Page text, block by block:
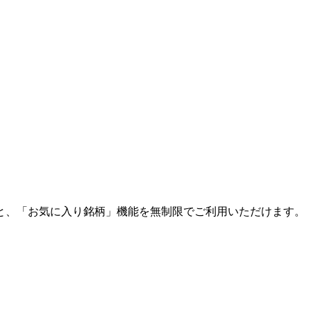
「お気に入り銘柄」機能を無制限でご利用いただけます。